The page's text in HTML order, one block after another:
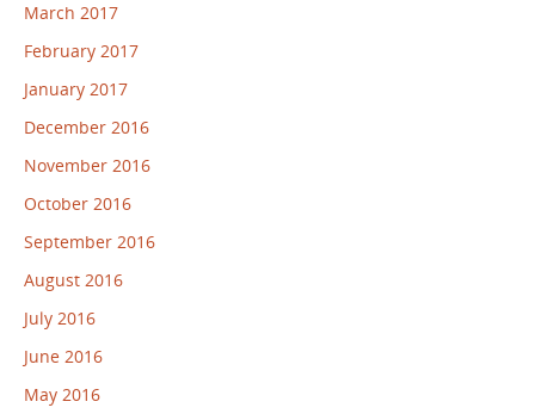
March 2017
February 2017
January 2017
December 2016
November 2016
October 2016
September 2016
August 2016
July 2016
June 2016
May 2016